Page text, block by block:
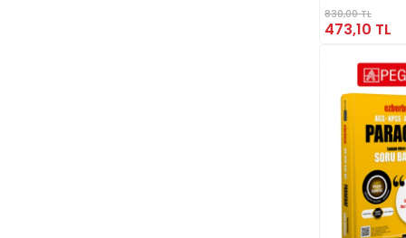
Düzenlenmiş
Çıkmış
830,00 TL
473,10 TL